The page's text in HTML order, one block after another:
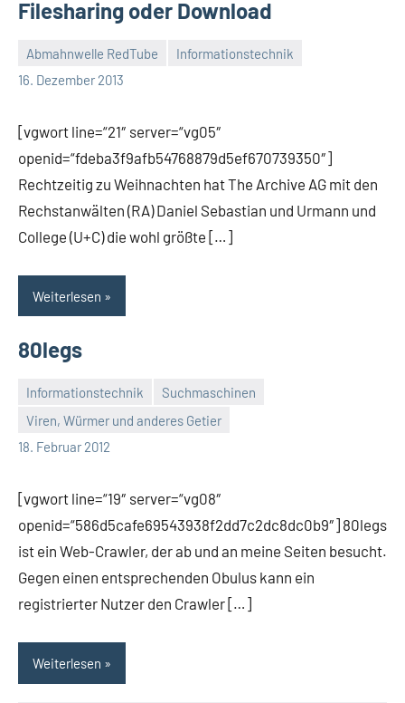
Filesharing oder Download
Abmahnwelle RedTube
Informationstechnik
16. Dezember 2013
Thomas
2
[vgwort line=“21″ server=“vg05″
openid=“fdeba3f9afb54768879d5ef670739350″]
Rechtzeitig zu Weihnachten hat The Archive AG mit den
Rechstanwälten (RA) Daniel Sebastian und Urmann und
College (U+C) die wohl größte […]
Weiterlesen
80legs
Informationstechnik
Suchmaschinen
Viren, Würmer und anderes Getier
18. Februar 2012
Thomas
[vgwort line=“19″ server=“vg08″
openid=“586d5cafe69543938f2dd7c2dc8dc0b9″] 80legs
ist ein Web-Crawler, der ab und an meine Seiten besucht.
Gegen einen entsprechenden Obulus kann ein
registrierter Nutzer den Crawler […]
Weiterlesen